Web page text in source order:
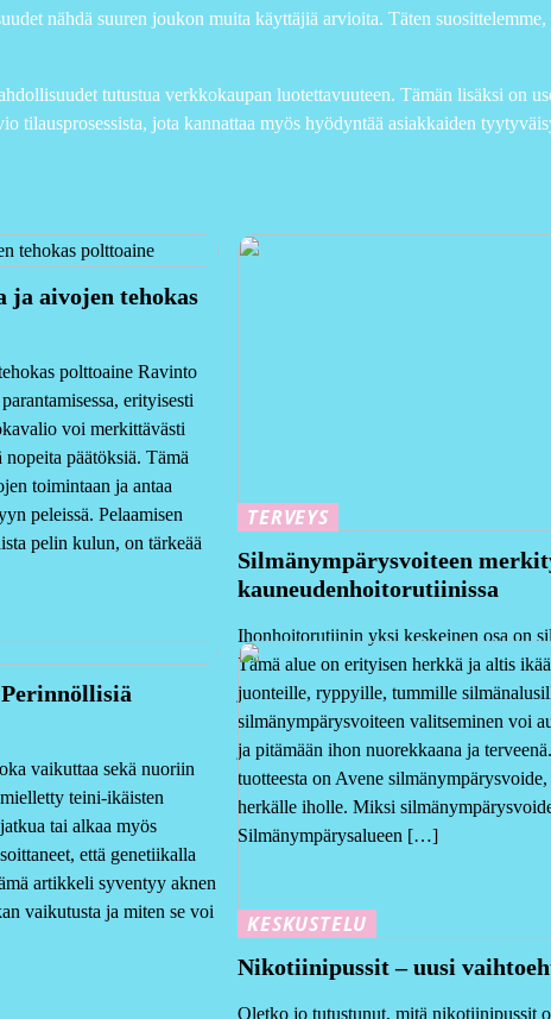
nähdä suuren joukon muita käyttäjiä arvioita. Täten
tutustua verkkokaupan luotettavuuteen. Tämän lisäksi on
tilausprosessista, jota kannattaa myös hyödyntää asiakkaiden
ja aivojen tehokas
polttoaine Ravinto
erityisesti
voi merkittävästi
päätöksiä. Tämä
toimintaan ja antaa
peleissä. Pelaamisen
pelin kulun, on tärkeää
TERVEYS
Silmänympärysvoiteen
kauneudenhoitorutiinissa
Ihonhoitorutiinin yksi keskeinen osa on
Tämä alue on erityisen herkkä ja altis
juonteille, ryppyille, tummille
silmänympärysvoiteen valitseminen voi
ja pitämään ihon nuorekkaana ja
tuotteesta on Avene
herkälle iholle. Miksi
Silmänympärysalueen […]
vaikuttaa sekä nuoriin
teini-ikäisten
tai alkaa myös
että genetiikalla
artikkeli syventyy aknen
vaikutusta ja miten se voi
KESKUSTELU
Nikotiinipussit – uusi
Oletko jo tutustunut, mitä nikotiinipussit